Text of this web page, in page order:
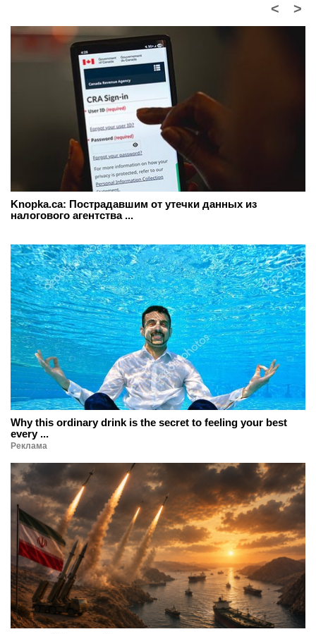
>
<
Knopka.ca: Пострадавшим от утечки данных из
налогового агентства ...
Why this ordinary drink is the secret to feeling your best
every ...
Реклама